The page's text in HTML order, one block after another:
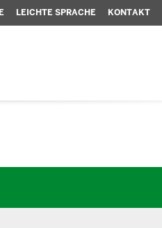
LEICHTE SPRACHE KONTAKT